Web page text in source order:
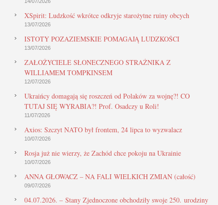
XSpirit: Ludzkość wkrótce odkryje starożytne ruiny obcych
13/07/2026
ISTOTY POZAZIEMSKIE POMAGAJĄ LUDZKOŚCI
13/07/2026
ZAŁOŻYCIELE SŁONECZNEGO STRAŻNIKA Z
WILLIAMEM TOMPKINSEM
12/07/2026
Ukraińcy domagają się roszczeń od Polaków za wojnę?! CO
TUTAJ SIĘ WYRABIA?! Prof. Osadczy u Roli!
11/07/2026
Axios: Szczyt NATO był frontem, 24 lipca to wyzwalacz
10/07/2026
Rosja już nie wierzy, że Zachód chce pokoju na Ukrainie
10/07/2026
ANNA GŁOWACZ – NA FALI WIELKICH ZMIAN (całość)
09/07/2026
04.07.2026. – Stany Zjednoczone obchodziły swoje 250. urodziny